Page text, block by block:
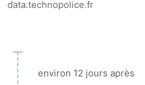
data.technopolice.fr
environ 12 jours après